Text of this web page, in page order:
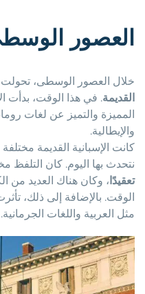
العصور
خلال العصور الوسطى، تحولت ال
القديمة. في هذا الوقت، بدأت
المميزة والتميز عن لغات
والإيطالية.
كانت الإسبانية القديمة مختلفة
نتحدث بها اليوم. كان التلفظ
تعقيدًا، وكان هناك العديد من
الوقت. بالإضافة إلى ذلك،
مثل العربية واللغات الجرمانية.